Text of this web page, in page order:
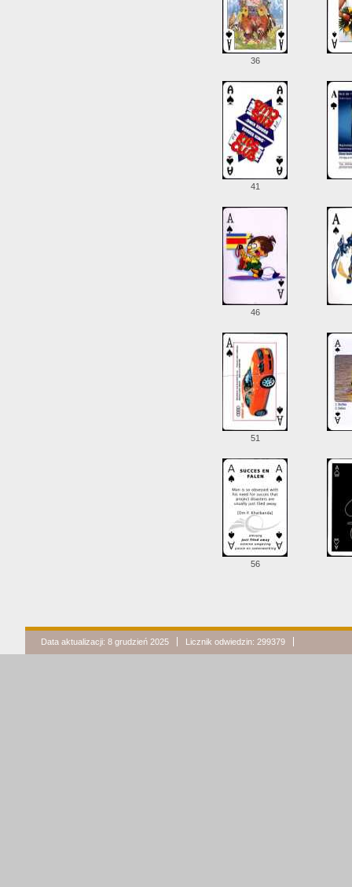
36
41
46
51
56
Data aktualizacji: 8 grudzień 2025 Licznik odwiedzin: 299379